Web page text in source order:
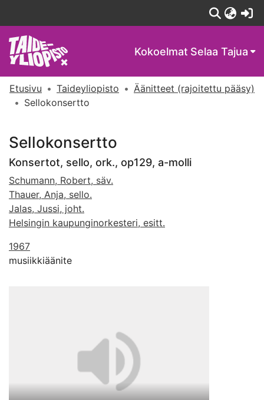
Kokoelmat Selaa Tajua
Etusivu Taideyliopisto
Äänitteet (rajoitettu pääsy)
Sellokonsertto
Sellokonsertto
Konsertot, sello, ork., op129, a-molli
Schumann, Robert, säv.
Thauer, Anja, sello.
Jalas, Jussi, joht.
Helsingin kaupunginorkesteri, esitt.
1967
musiikkiäänite